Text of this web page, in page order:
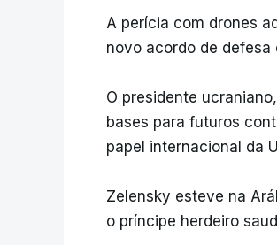
A perícia com drones
novo acordo de defesa
O presidente
bases para futuros
papel internacional da
Zelensky esteve na
o príncipe herdeiro